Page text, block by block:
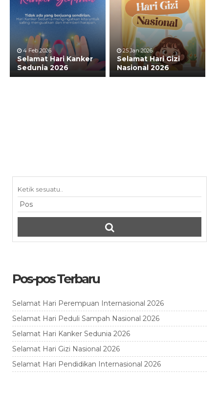
4 Feb 2026
Selamat Hari Kanker
Sedunia 2026
25 Jan 2026
Selamat Hari Gizi
Nasional 2026
Pos-pos Terbaru
Selamat Hari Perempuan Internasional 2026
Selamat Hari Peduli Sampah Nasional 2026
Selamat Hari Kanker Sedunia 2026
Selamat Hari Gizi Nasional 2026
Selamat Hari Pendidikan Internasional 2026